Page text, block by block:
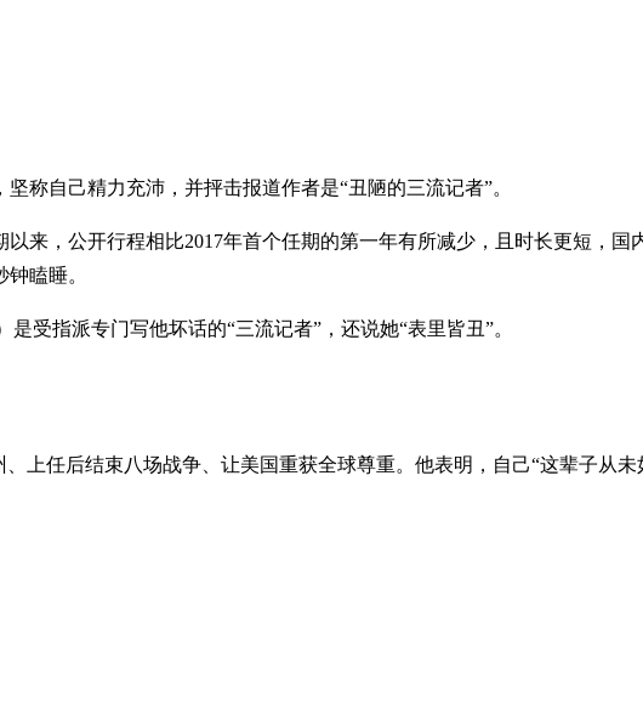
称自己精力充沛，并抨击报道作者是“丑陋的三流记者”。
来，公开行程相比2017年首个任期的第一年有所减少，且时长更短，
瞌睡。
受指派专门写他坏话的“三流记者”，还说她“表里皆丑”。
上任后结束八场战争、让美国重获全球尊重。他表明，自己“这辈子从